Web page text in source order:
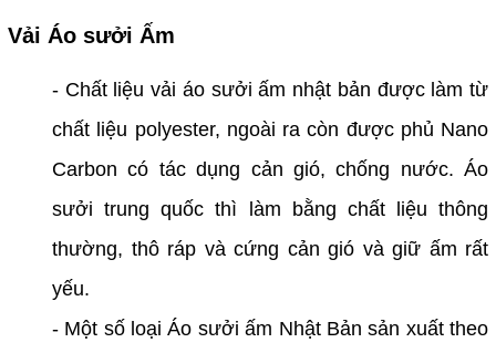
Vải Áo sưởi Ấm
- Chất liệu vải áo sưởi ấm nhật bản được làm từ
chất liệu polyester, ngoài ra còn được phủ Nano
Carbon có tác dụng cản gió, chống nước. Áo
sưởi trung quốc thì làm bằng chất liệu thông
thường, thô ráp và cứng cản gió và giữ ấm rất
yếu.
- Một số loại Áo sưởi ấm Nhật Bản sản xuất theo